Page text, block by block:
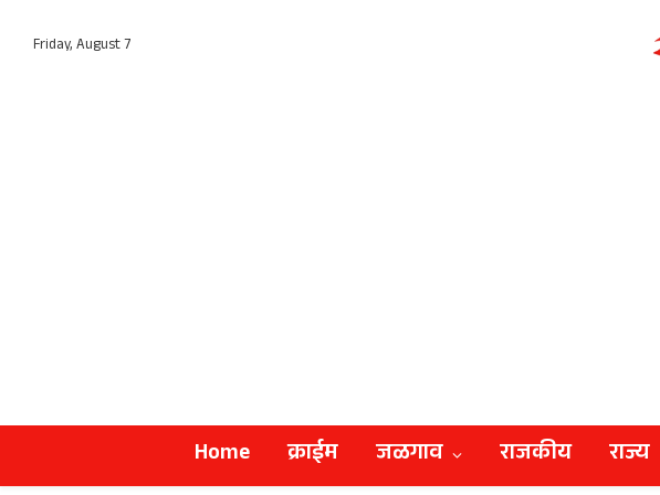
Friday, August 7
Home क्राईम जळगाव राजकीय राज्य